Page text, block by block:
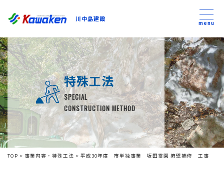
川中島建設
川中島建設
トップ
トピックス
事業内容
私たちについて
menu
特殊工法
SPECIAL
CONSTRUCTION METHOD
TOP > 事業内容・特殊工法 > 平成30年度 市単独事業 坂田霊園 擁壁補修 工事